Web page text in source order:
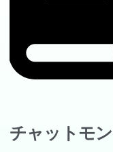
チャットモ